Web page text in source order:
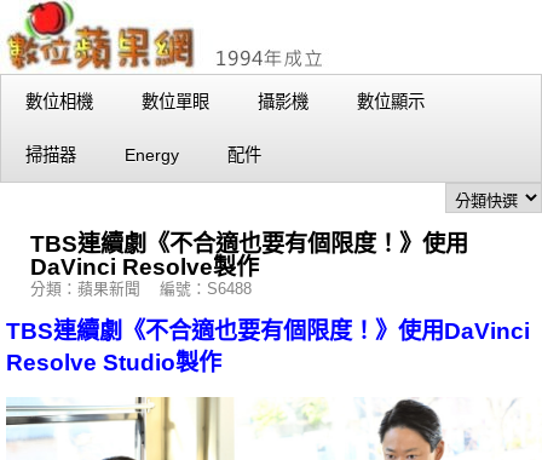
數位相機 數位單眼 攝影機 數位顯示
掃描器 Energy 配件
TBS連續劇《不合適也要有個限度！》使用
DaVinci Resolve製作
分類：蘋果新聞 編號：S6488
TBS連續劇《不合適也要有個限度！》使用DaVinci
Resolve Studio製作